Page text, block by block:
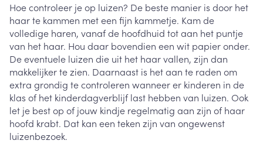
Hoe controleer je op luizen? De beste manier is door het
haar te kammen met een fijn kammetje. Kam de
volledige haren, vanaf de hoofdhuid tot aan het puntje
van het haar. Hou daar bovendien een wit papier onder.
De eventuele luizen die uit het haar vallen, zijn dan
makkelijker te zien. Daarnaast is het aan te raden om
extra grondig te controleren wanneer er kinderen in de
klas of het kinderdagverblijf last hebben van luizen. Ook
let je best op of jouw kindje regelmatig aan zijn of haar
hoofd krabt. Dat kan een teken zijn van ongewenst
luizenbezoek.